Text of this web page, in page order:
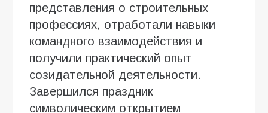
представления о строительных
профессиях, отработали навыки
командного взаимодействия и
получили практический опыт
созидательной деятельности.
Завершился праздник
символическим открытием